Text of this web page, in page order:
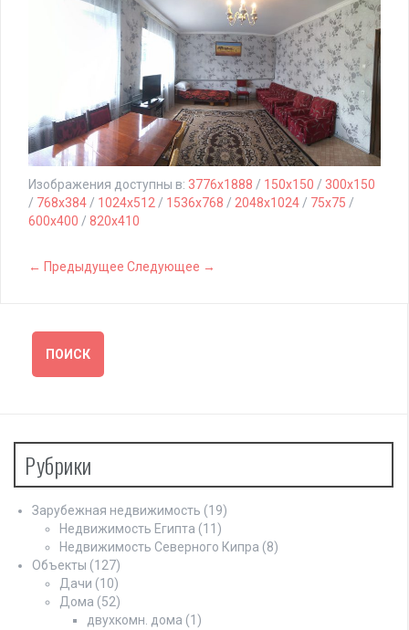
Изображения доступны в: 3776x1888 / 150x150 / 300x150
/ 768x384 / 1024x512 / 1536x768 / 2048x1024 / 75x75 /
600x400 / 820x410
← Предыдущее Следующее →
Рубрики
Зарубежная недвижимость (19)
Недвижимость Египта (11)
Недвижимость Северного Кипра (8)
Объекты (127)
Дачи (10)
Дома (52)
двухкомн. дома (1)